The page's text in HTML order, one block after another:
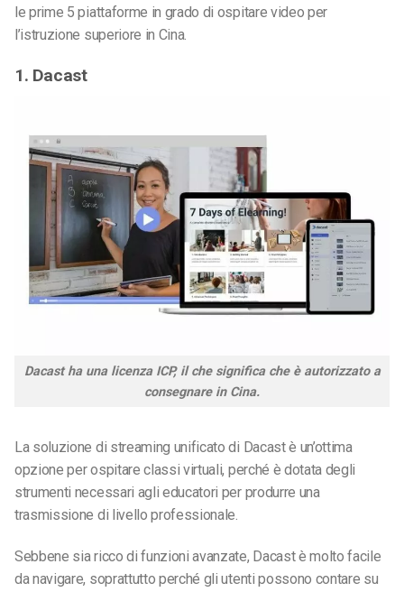
le prime 5 piattaforme in grado di ospitare video per
l’istruzione superiore in Cina.
1. Dacast
Dacast ha una licenza ICP, il che significa che è autorizzato a
consegnare in Cina.
La soluzione di streaming unificato di Dacast è un’ottima
opzione per ospitare classi virtuali, perché è dotata degli
strumenti necessari agli educatori per produrre una
trasmissione di livello professionale.
Sebbene sia ricco di funzioni avanzate, Dacast è molto facile
da navigare, soprattutto perché gli utenti possono contare su